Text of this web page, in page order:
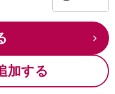
加する